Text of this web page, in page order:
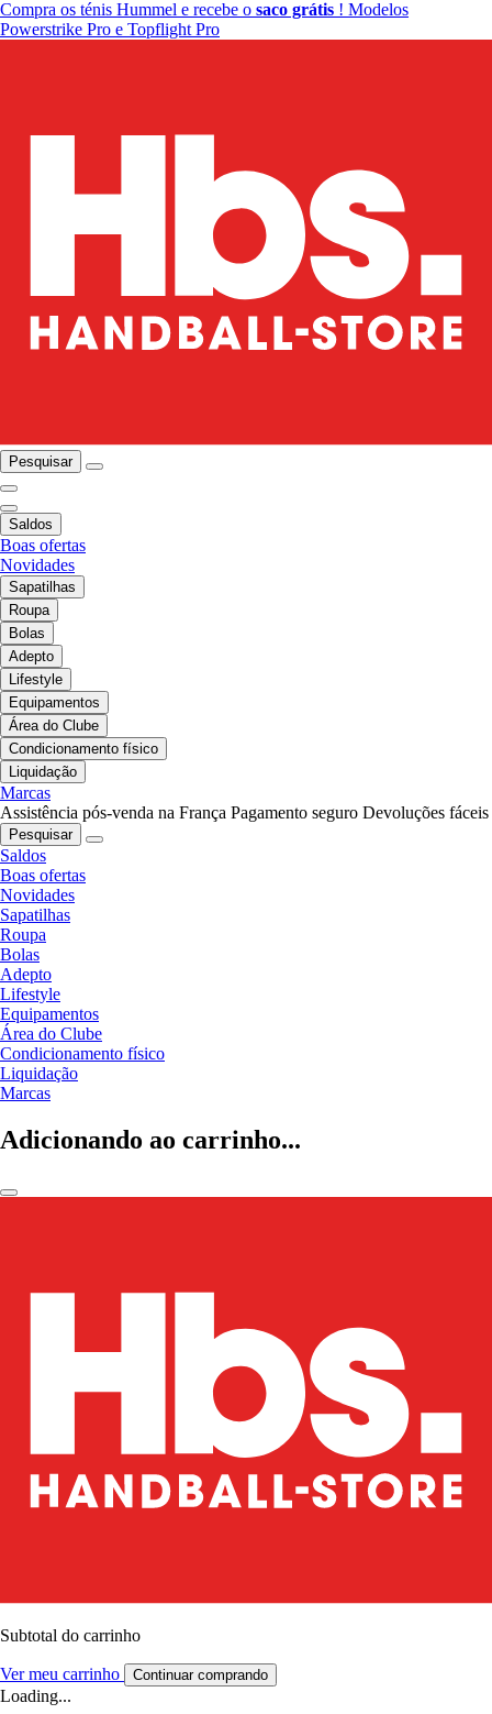
Compra os ténis Hummel e recebe o saco grátis ! Modelos
Powerstrike Pro e Topflight Pro
Pesquisar
Saldos
Boas ofertas
Novidades
Sapatilhas
Roupa
Bolas
Adepto
Lifestyle
Equipamentos
Área do Clube
Condicionamento físico
Liquidação
Marcas
Assistência pós-venda na França Pagamento seguro Devoluções fáceis
Pesquisar
Saldos
Boas ofertas
Novidades
Sapatilhas
Roupa
Bolas
Adepto
Lifestyle
Equipamentos
Área do Clube
Condicionamento físico
Liquidação
Marcas
Adicionando ao carrinho...
Subtotal do carrinho
Ver meu carrinho Continuar comprando
Loading...